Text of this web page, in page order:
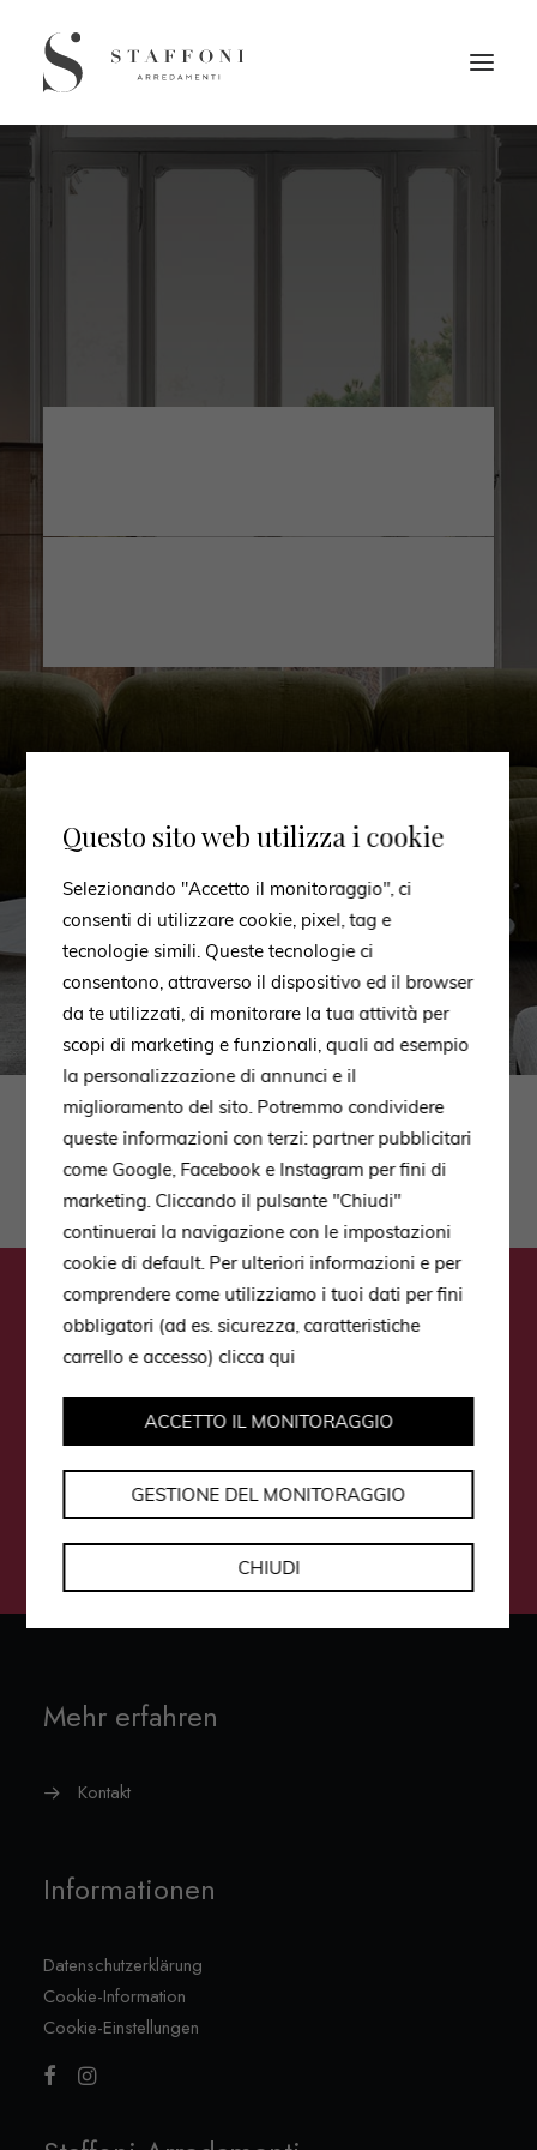
Melden Sie sich zu unserem
Newsletter an, um immer
aktuelle Informationen über
Neuheiten und
Sonderangebote zu erhalten
Mehr erfahren
Kontakt
Informationen
Datenschutzerklärung
Cookie-Information
Cookie-Einstellungen
Questo sito web utilizza i cookie
Selezionando "Accetto il monitoraggio", ci
consenti di utilizzare cookie, pixel, tag e
tecnologie simili. Queste tecnologie ci
consentono, attraverso il dispositivo ed il browser
da te utilizzati, di monitorare la tua attività per
scopi di marketing e funzionali, quali ad esempio
la personalizzazione di annunci e il
miglioramento del sito. Potremmo condividere
queste informazioni con terzi: partner pubblicitari
come Google, Facebook e Instagram per fini di
marketing. Cliccando il pulsante "Chiudi"
continuerai la navigazione con le impostazioni
cookie di default. Per ulteriori informazioni e per
comprendere come utilizziamo i tuoi dati per fini
obbligatori (ad es. sicurezza, caratteristiche
carrello e accesso)clicca qui
CHIUDI
GESTIONE DEL MONITORAGGIO
ACCETTO IL MONITORAGGIO